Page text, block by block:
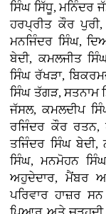
ਸਿੰਘ ਸਿੱਧੂ, ਮਨਿੰਦਰ
ਹਰਪ੍ਰੀਤ ਕੌਰ
ਮਨਜਿੰਦਰ ਸਿੰਘ,
ਬੇਦੀ, ਕਮਲਜੀਤ
ਸਿੰਘ ਰੱਖੜਾ,
ਸਿੰਘ ਤੱਗੜ, ਸਤਨਾਮ
ਜੱਸਲ, ਕਮਲਦੀਪ
ਰਜਿੰਦਰ ਕੌਰ ਰਤਨ,
ਤਜਿੰਦਰ ਸਿੰਘ ਬੇਦੀ,
ਸਿੰਘ, ਮਨਮੋਹਨ
ਅਹੁਦੇਦਾਰ, ਮੈਂਬਰ
ਪਰਿਵਾਰ ਹਾਜ਼ਰ